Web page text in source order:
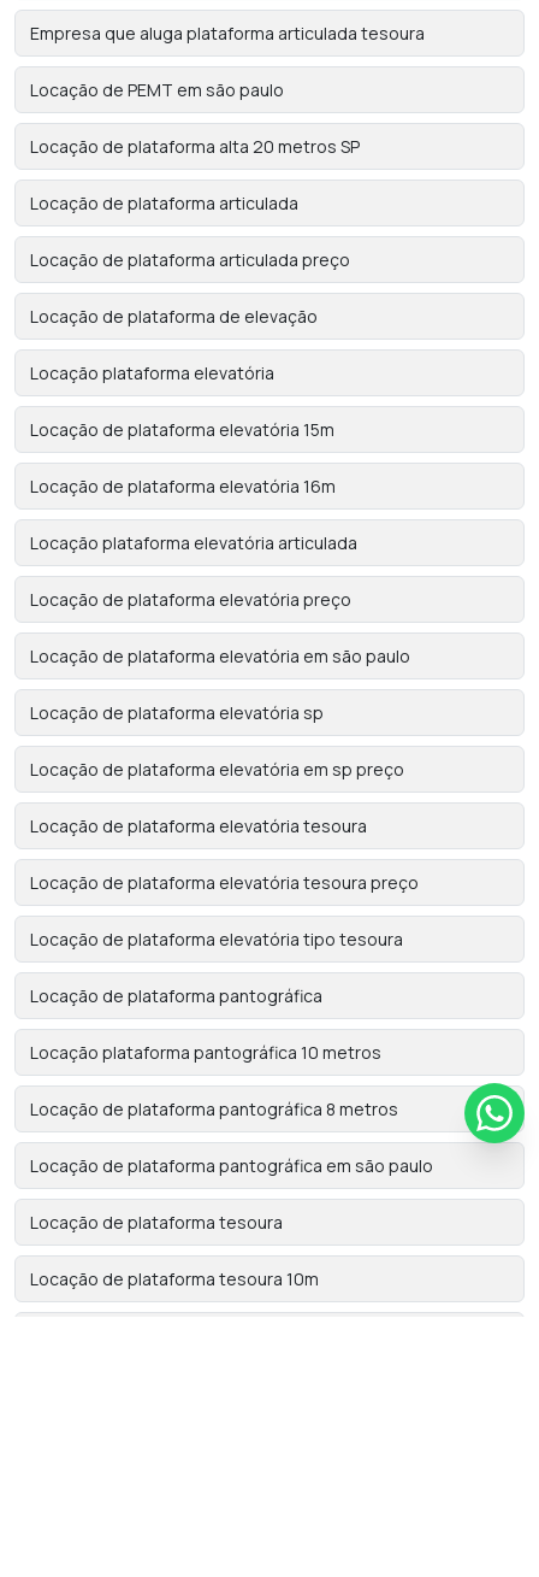
Empresa que aluga plataforma articulada tesoura
Locação de PEMT em são paulo
Locação de plataforma alta 20 metros SP
Locação de plataforma articulada
Locação de plataforma articulada preço
Locação de plataforma de elevação
Locação plataforma elevatória
Locação de plataforma elevatória 15m
Locação de plataforma elevatória 16m
Locação plataforma elevatória articulada
Locação de plataforma elevatória preço
Locação de plataforma elevatória em são paulo
Locação de plataforma elevatória sp
Locação de plataforma elevatória em sp preço
Locação de plataforma elevatória tesoura
Locação de plataforma elevatória tesoura preço
Locação de plataforma elevatória tipo tesoura
Locação de plataforma pantográfica
Locação plataforma pantográfica 10 metros
Locação de plataforma pantográfica 8 metros
Locação de plataforma pantográfica em são paulo
Locação de plataforma tesoura
Locação de plataforma tesoura 10m